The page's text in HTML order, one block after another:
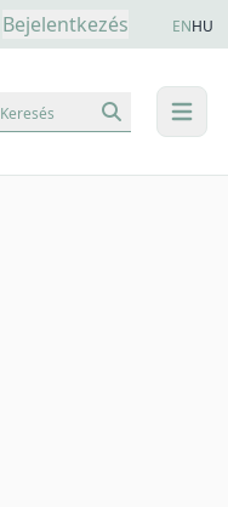
Bejelentkezés ENHU
menu
Keresés